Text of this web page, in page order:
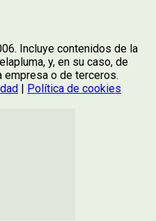
Incluye contenidos de la
y, en su caso, de
o de terceros.
Política de cookies